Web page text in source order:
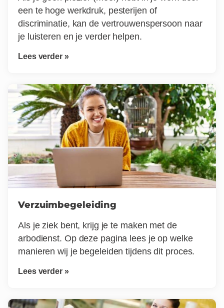
een te hoge werkdruk, pesterijen of
discriminatie, kan de vertrouwenspersoon naar
je luisteren en je verder helpen.
Lees verder »
Verzuimbegeleiding
Als je ziek bent, krijg je te maken met de
arbodienst. Op deze pagina lees je op welke
manieren wij je begeleiden tijdens dit proces.
Lees verder »